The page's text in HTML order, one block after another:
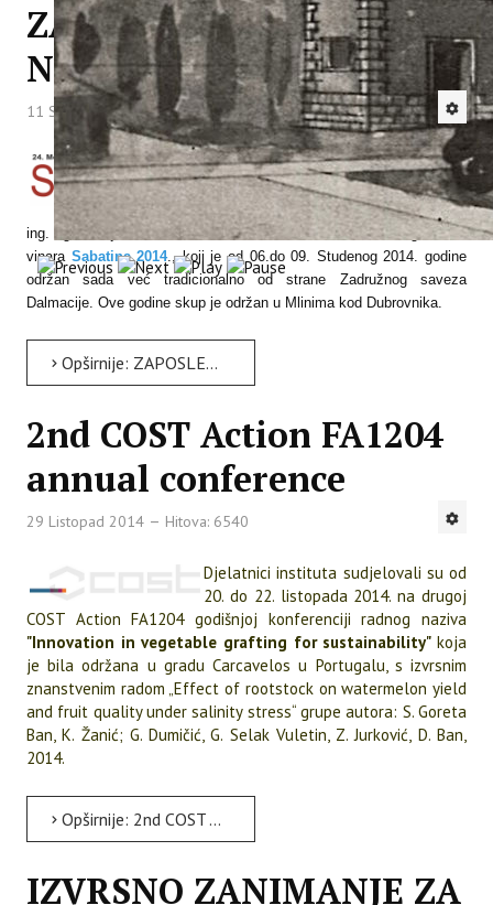
ZAPOSLENICI INSTITUTA
NA SABATINI 2014.
11 Studeni 2014 Hitova: 6057
Zaposlenici našeg Instituta viši stručni
suradnici u sustavu znanosti Tomislav
Plavša, dipl. ing. agr. i Zoran Užila, dipl.
ing. agr., sudjelovali su na 24. Međunarodnom susretu vinogradara i
vinara Sabatina 2014., koji je od 06.do 09. Studenog 2014. godine
održan sada već tradicionalno od strane Zadružnog saveza
Dalmacije. Ove godine skup je održan u Mlinima kod Dubrovnika.
Opširnije: ZAPOSLENICI INSTITUTA NA SABATINI 2014.
2nd COST Action FA1204
annual conference
29 Listopad 2014 Hitova: 6540
Djelatnici instituta sudjelovali su od
20. do 22. listopada 2014. na drugoj
COST Action FA1204 godišnjoj konferenciji radnog naziva
"Innovation in vegetable grafting for sustainability" koja
je bila održana u gradu Carcavelos u Portugalu, s izvrsnim
znanstvenim radom „Effect of rootstock on watermelon yield
and fruit quality under salinity stress“ grupe autora: S. Goreta
Ban, K. Žanić; G. Dumičić, G. Selak Vuletin, Z. Jurković, D. Ban,
2014.
Opširnije: 2nd COST Action FA1204 annual conference
IZVRSNO ZANIMANJE ZA